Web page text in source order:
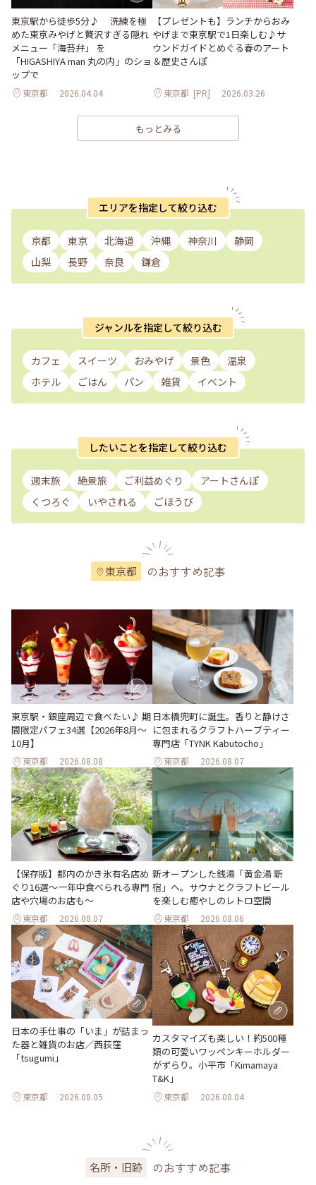
東京駅から徒歩5分♪ 洗練を極
めた東京みやげと贅沢すぎる隠れ
メニュー「海苔弁」 を
「HIGASHIYA man 丸の内」のショ
ップで
東京都 2026.04.04
【プレゼントも】ランチからおみ
やげまで東京駅で1日楽しむ♪サ
ウンドガイドとめぐる春のアート
＆歴史さんぽ
東京都 [PR] 2026.03.26
もっとみる
エリアを指定して絞り込む
京都 東京 北海道 沖縄 神奈川
静岡
山梨
長野 奈良 鎌倉
ジャンルを指定して絞り込む
カフェ スイーツ おみやげ 景色
温泉
ホテル
ごはん パン 雑貨 イベント
したいことを指定して絞り込む
週末旅 絶景旅 ご利益めぐり
アートさんぽ
くつろぐ
いやされる ごほうび
東京都 のおすすめ記事
東京駅・銀座周辺で食べたい♪ 期
間限定パフェ34選【2026年8月～
10月】
東京都 2026.08.08
日本橋兜町に誕生。香りと静けさ
に包まれるクラフトハーブティー
専門店「TYNK Kabutocho」
東京都 2026.08.07
【保存版】都内のかき氷有名店め
ぐり16選～一年中食べられる専門
店や穴場のお店も～
東京都 2026.08.07
新オープンした銭湯「黄金湯 新
宿」へ。サウナとクラフトビール
を楽しむ癒やしのレトロ空間
東京都 2026.08.06
日本の手仕事の「いま」が詰まっ
た器と雑貨のお店／西荻窪
「tsugumi」
東京都 2026.08.05
カスタマイズも楽しい！約500種
類の可愛いワッペンキーホルダー
がずらり。小平市「Kimamaya
T&K」
東京都 2026.08.04
名所・旧跡 のおすすめ記事